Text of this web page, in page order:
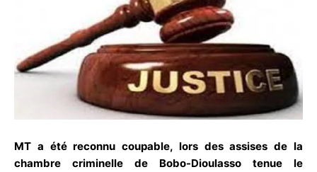
MT a été reconnu coupable, lors des assises de la
chambre criminelle de Bobo-Dioulasso tenue le